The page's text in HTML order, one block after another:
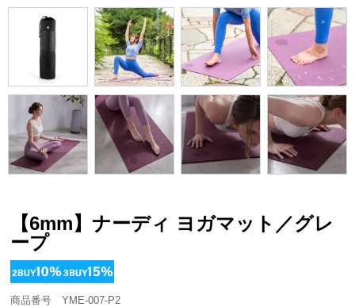
【6mm】ナーディ ヨガマット／グレ
ープ
商品番号 YME-007-P2